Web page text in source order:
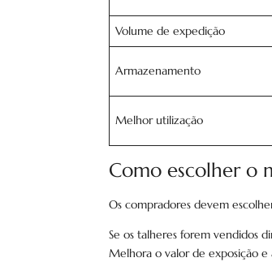
Volume de expedição
Armazenamento
Melhor utilização
Como escolher o
Os compradores devem
Se os talheres forem vendidos
Melhora o valor de exposição e